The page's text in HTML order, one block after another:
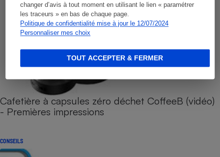
changer d’avis à tout moment en utilisant le lien « paramétrer
les traceurs » en bas de chaque page.
Politique de confidentialité mise à jour le 12/07/2024
Personnaliser mes choix
TOUT ACCEPTER & FERMER
Cafetière à capsules zéro déchet CoffeeB (vidéo)
- Premières impressions
CONSEILS